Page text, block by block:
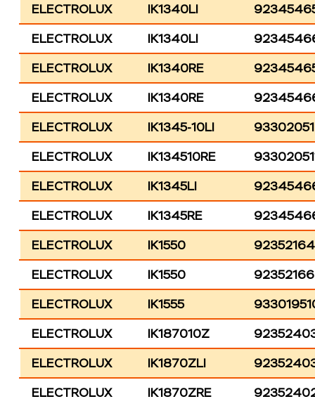
ELECTROLUX
IK1340LI
ELECTROLUX
IK1340LI
ELECTROLUX
IK1340RE
ELECTROLUX
IK1340RE
ELECTROLUX
IK1345-10LI
ELECTROLUX
IK134510RE
ELECTROLUX
IK1345LI
ELECTROLUX
IK1345RE
ELECTROLUX
IK1550
ELECTROLUX
IK1550
ELECTROLUX
IK1555
ELECTROLUX
IK187010Z
ELECTROLUX
IK1870ZLI
ELECTROLUX
IK1870ZRE